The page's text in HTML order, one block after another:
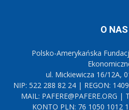
O NAS
Polsko-Amerykańska
ul. Mickiewicza 16/12A,
NIP: 522 288 82 24 | REGON:
MAIL: PAFERE@PAFERE.ORG
KONTO PLN: 76 1050 1012